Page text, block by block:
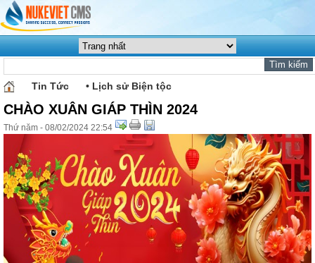
Tin Tức • Lịch sử Biện tộc
CHÀO XUÂN GIÁP THÌN 2024
Thứ năm - 08/02/2024 22:54